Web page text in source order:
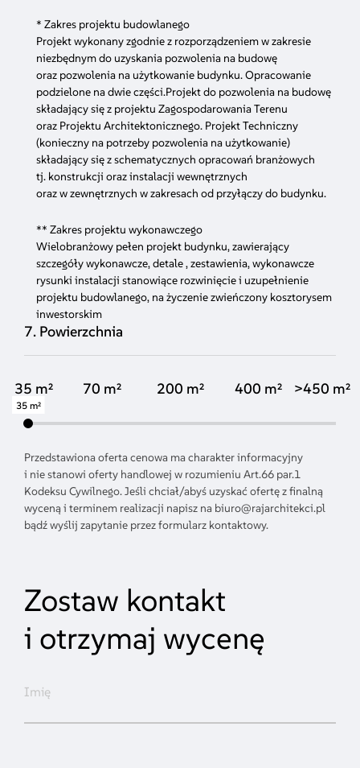
* Zakres projektu budowlanego
Projekt wykonany zgodnie z rozporządzeniem w zakresie
niezbędnym do uzyskania pozwolenia na budowę
oraz pozwolenia na użytkowanie budynku. Opracowanie
podzielone na dwie części.Projekt do pozwolenia na budowę
składający się z projektu Zagospodarowania Terenu
oraz Projektu Architektonicznego. Projekt Techniczny
(konieczny na potrzeby pozwolenia na użytkowanie)
składający się z schematycznych opracowań branżowych
tj. konstrukcji oraz instalacji wewnętrznych
oraz w zewnętrznych w zakresach od przyłączy do budynku.
** Zakres projektu wykonawczego
Wielobranżowy pełen projekt budynku, zawierający
szczegóły wykonawcze, detale , zestawienia, wykonawcze
rysunki instalacji stanowiące rozwinięcie i uzupełnienie
projektu budowlanego, na życzenie zwieńczony kosztorysem
inwestorskim
7. Powierzchnia
35 m²
35 m² 70 m² 200 m² 400 m² 450 m²
Przedstawiona oferta cenowa ma charakter informacyjny
i nie stanowi oferty handlowej w rozumieniu Art.66 par.1
Kodeksu Cywilnego. Jeśli chciał/abyś uzyskać ofertę z finalną
wyceną i terminem realizacji napisz na biuro@rajarchitekci.pl
bądź wyślij zapytanie przez formularz kontaktowy.
Zostaw kontakt
i otrzymaj wycenę